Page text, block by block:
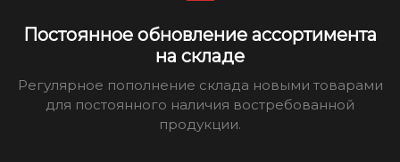
Постоянное обновление ассортимента
на складе
Регулярное пополнение склада новыми товарами
для постоянного наличия востребованной
продукции.